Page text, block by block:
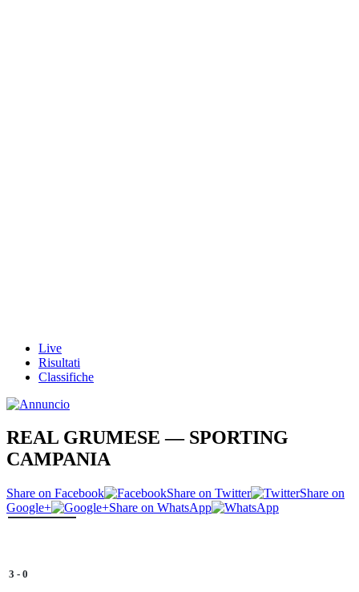
Live
Risultati
Classifiche
REAL GRUMESE — SPORTING
CAMPANIA
Share on Facebook Share on Twitter
Share on
Google+
Share on WhatsApp
3 - 0